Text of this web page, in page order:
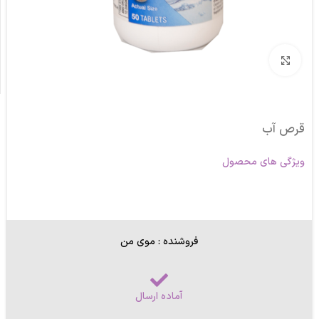
قرص آب
ویژگی های محصول
فروشنده : موی من
آماده ارسال